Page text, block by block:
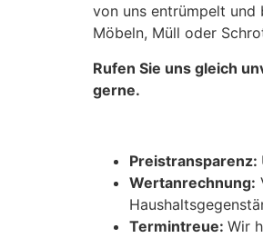
von uns entrümpelt und
Möbeln, Müll oder
Rufen Sie uns gleich
gerne.
Preistransparenz:
Wertanrechnung:
Termintreue: Wir